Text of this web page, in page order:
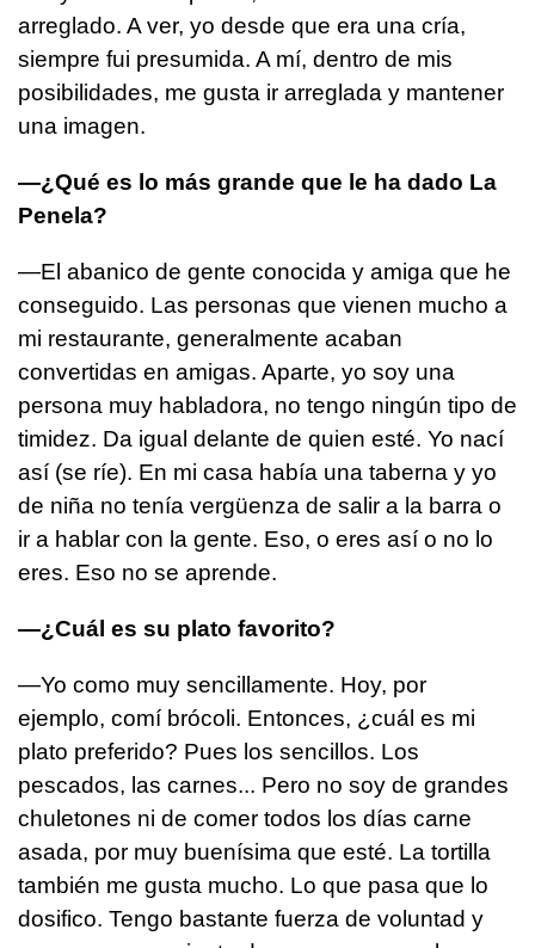
arreglado. A ver, yo desde que era una cría,
siempre fui presumida. A mí, dentro de mis
posibilidades, me gusta ir arreglada y mantener
una imagen.
—¿Qué es lo más grande que le ha dado La
Penela?
—El abanico de gente conocida y amiga que he
conseguido. Las personas que vienen mucho a
mi restaurante, generalmente acaban
convertidas en amigas. Aparte, yo soy una
persona muy habladora, no tengo ningún tipo de
timidez. Da igual delante de quien esté. Yo nací
así (se ríe). En mi casa había una taberna y yo
de niña no tenía vergüenza de salir a la barra o
ir a hablar con la gente. Eso, o eres así o no lo
eres. Eso no se aprende.
—¿Cuál es su plato favorito?
—Yo como muy sencillamente. Hoy, por
ejemplo, comí brócoli. Entonces, ¿cuál es mi
plato preferido? Pues los sencillos. Los
pescados, las carnes... Pero no soy de grandes
chuletones ni de comer todos los días carne
asada, por muy buenísima que esté. La tortilla
también me gusta mucho. Lo que pasa que lo
dosifico. Tengo bastante fuerza de voluntad y